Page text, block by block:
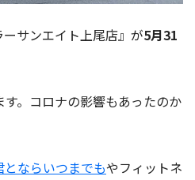
サンエイト上尾店』が5月31
。コロナの影響もあったのか
とならいつまでもやフィットネ